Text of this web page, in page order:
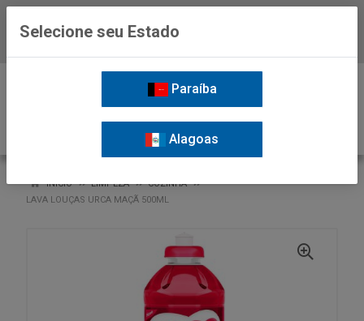
INÍCIO LIMPEZA
COZINHA
LAVA LOUÇAS URCA MAÇÃ 500ML
Selecione seu Estado
Paraíba
Alagoas